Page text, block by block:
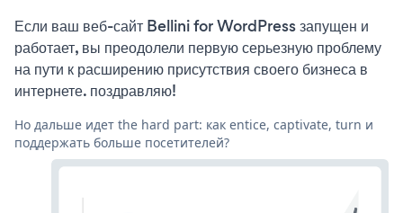
Если ваш веб-сайт Bellini for WordPress запущен и
работает, вы преодолели первую серьезную проблему
на пути к расширению присутствия своего бизнеса в
интернете. поздравляю!
Но дальше идет the hard part: как entice, captivate, turn и
поддержать больше посетителей?